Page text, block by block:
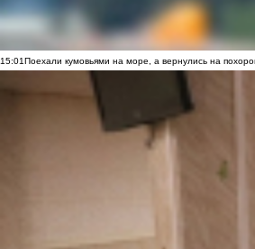
15:01Поехали кумовьями на море, а вернулись на